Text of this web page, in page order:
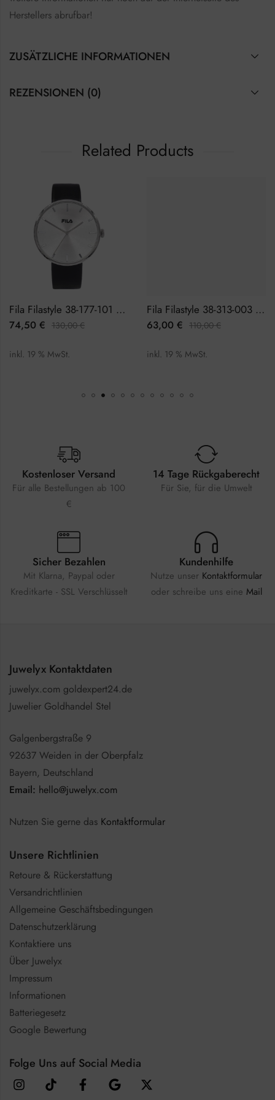
Herstellers abrufbar!
ZUSÄTZLICHE INFORMATIONEN
REZENSIONEN (0)
Related Products
Fila Filastyle 38-177-101 Herrenuhr
74,50 € 130,00€
inkl. 19 % MwSt.
Fila Filastyle 38-313-003 Herrenuhr
63,00 € 110,00€
inkl. 19 % MwSt.
Kostenloser Versand
Für alle Bestellungen ab 100
€
14 Tage Rückgaberecht
Für Sie, für die Umwelt
Sicher Bezahlen
Mit Klarna, Paypal oder
Kreditkarte - SSL Verschlüsselt
Kundenhilfe
Nutze unser Kontaktformular
oder schreibe uns eine Mail
Juwelyx Kontaktdaten
juwelyx.com goldexpert24.de
Juwelier Goldhandel Stel
Galgenbergstraße 9
92637 Weiden in der Oberpfalz
Bayern, Deutschland
Email: hello@juwelyx.com
Nutzen Sie gerne das Kontaktformular
Unsere Richtlinien
Retoure & Rückerstattung
Versandrichtlinien
Allgemeine Geschäftsbedingungen
Datenschutzerklärung
Kontaktiere uns
Über Juwelyx
Impressum
Informationen
Batteriegesetz
Google Bewertung
Folge Uns auf Social Media